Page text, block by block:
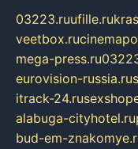
03223.ruufille.ru
veetbox.ru
mega-press.ru
eurovision-russia.ru
itrack-24.ru
alabuga-cityhotel.ru
bud-em-